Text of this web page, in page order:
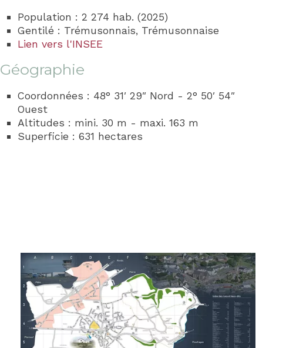
Population : 2 274 hab. (2025)
Gentilé : Trémusonnais, Trémusonnaise
Lien vers l'INSEE
Géographie
Coordonnées : 48° 31′ 29″ Nord - 2° 50′ 54″
Ouest
Altitudes : mini. 30 m - maxi. 163 m
Superficie : 631 hectares